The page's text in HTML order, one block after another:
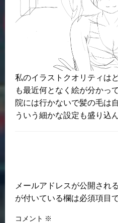
私のイラストクオリティは
も最近何となく絵が分かっ
院には行かないで髪の毛は
ういう細かな設定も盛り込
メールアドレスが公開され
が付いている欄は必須項目
コメント ※